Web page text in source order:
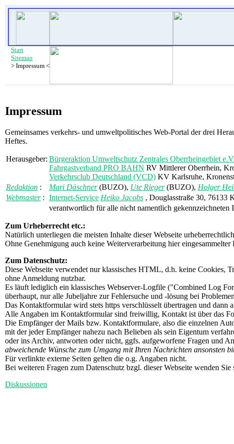
Start
Sitemap
> Impressum <
Impressum
Gemeinsames verkehrs- und umweltpolitisches Web-Portal der drei
Heftes.
Herausgeber: Bürgeraktion Umweltschutz Zentrales Oberrheingebiet
Fahrgastverband PRO BAHN RV Mittlerer Oberrhein,
Verkehrsclub Deutschland (VCD) KV Karlsruhe,
Redaktion : Mari Däschner(BUZO), Ute Rieger(BUZO), Holger
Webmaster: Internet-Service Heiko Jacobs , Douglasstraße 30, 76133
verantwortlich für alle nicht namentlich gekennzeichneten
Zum Urheberrecht etc.:
Natürlich unterliegen die meisten Inhalte dieser Webseite
Ohne Genehmigung auch keine Weiterverarbeitung hier
Zum Datenschutz:
Diese Webseite verwendet nur klassisches HTML, d.h. keine Cookies,
ohne Anmeldung nutzbar.
Es läuft lediglich ein klassisches Webserver-Logfile ("Combined Log
überhaupt, nur alle Jubeljahre zur Fehlersuche und -lösung bei
Das Kontaktformular wird stets https verschlüsselt übertragen und dann
Alle Angaben im Kontaktformular sind freiwillig, Kontakt ist über das
Die Empfänger der Mails bzw. Kontaktformulare, also die einzelnen
mit der jeder Empfänger nahezu nach Belieben als sein Eigentum
oder ins Archiv, antworten oder nicht, ggfs. aufgeworfene Fragen und
abweichende Wünsche zum Umgang mit Ihren Nachrichten ansonsten
Für verlinkte externe Seiten gelten die o.g. Angaben nicht.
Bei weiteren Fragen zum Datenschutz bzgl. dieser Webseite wenden
Diskussionen